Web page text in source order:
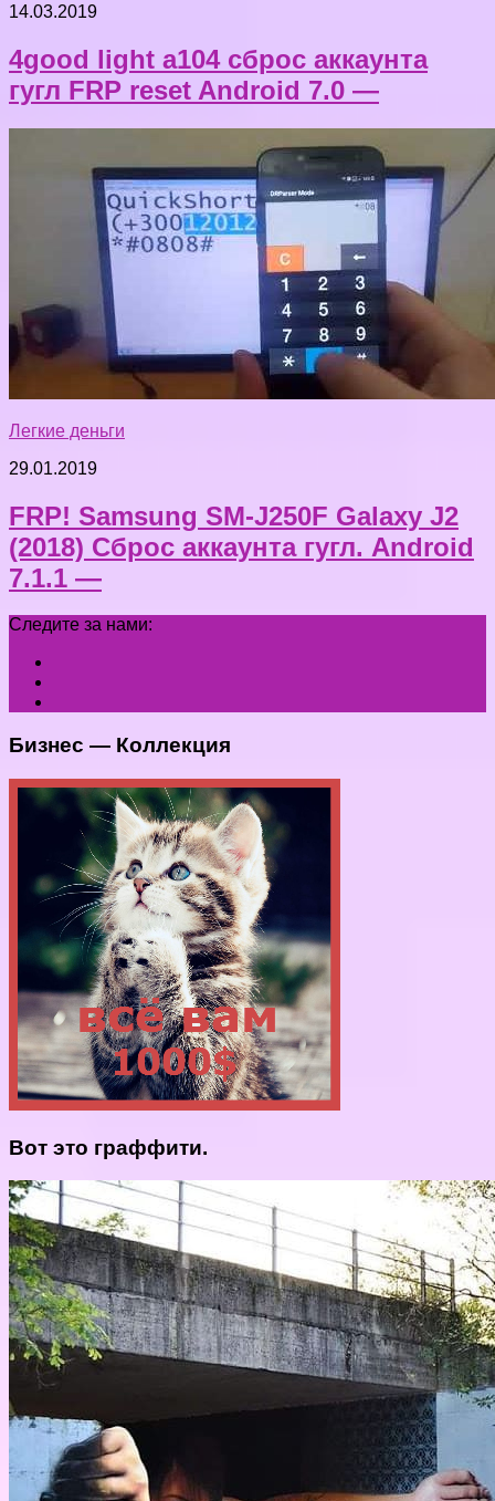
14.03.2019
4good light a104 сброс аккаунта
гугл FRP reset Android 7.0 —
Легкие деньги
29.01.2019
FRP! Samsung SM-J250F Galaxy J2
(2018) Сброс аккаунта гугл. Android
7.1.1 —
Следите за нами:
Бизнес — Коллекция
Вот это граффити.